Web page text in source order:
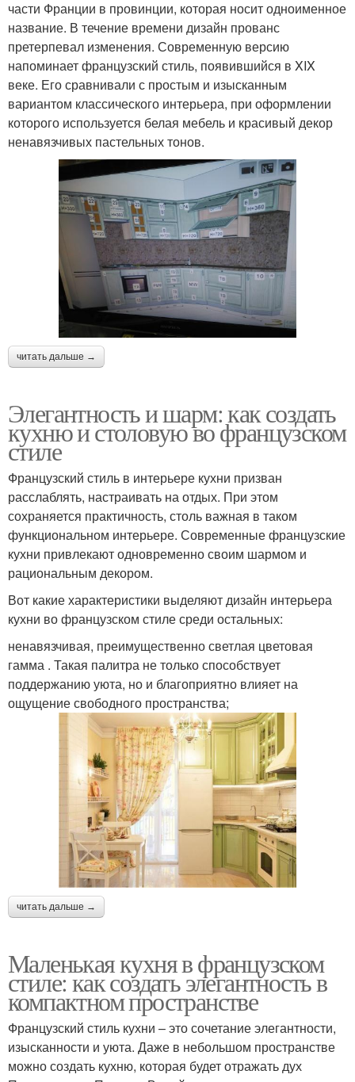
части Франции в провинции, которая носит одноименное
название. В течение времени дизайн прованс
претерпевал изменения. Современную версию
напоминает французский стиль, появившийся в XIX
веке. Его сравнивали с простым и изысканным
вариантом классического интерьера, при оформлении
которого используется белая мебель и красивый декор
ненавязчивых пастельных тонов.
читать дальше →
Элегантность и шарм: как создать
кухню и столовую во французском
стиле
Французский стиль в интерьере кухни призван
расслаблять, настраивать на отдых. При этом
сохраняется практичность, столь важная в таком
функциональном интерьере. Современные французские
кухни привлекают одновременно своим шармом и
рациональным декором.
Вот какие характеристики выделяют дизайн интерьера
кухни во французском стиле среди остальных:
ненавязчивая, преимущественно светлая цветовая
гамма . Такая палитра не только способствует
поддержанию уюта, но и благоприятно влияет на
ощущение свободного пространства;
читать дальше →
Маленькая кухня в французском
стиле: как создать элегантность в
компактном пространстве
Французский стиль кухни – это сочетание элегантности,
изысканности и уюта. Даже в небольшом пространстве
можно создать кухню, которая будет отражать дух